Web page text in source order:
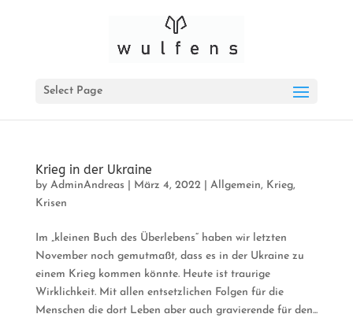
Select Page
Krieg in der Ukraine
by AdminAndreas März 4, 2022 Allgemein, Krieg,
Krisen
Im „kleinen Buch des Überlebens“ haben wir letzten
November noch gemutmaßt, dass es in der Ukraine zu
einem Krieg kommen könnte. Heute ist traurige
Wirklichkeit. Mit allen entsetzlichen Folgen für die
Menschen die dort Leben aber auch gravierende für den...